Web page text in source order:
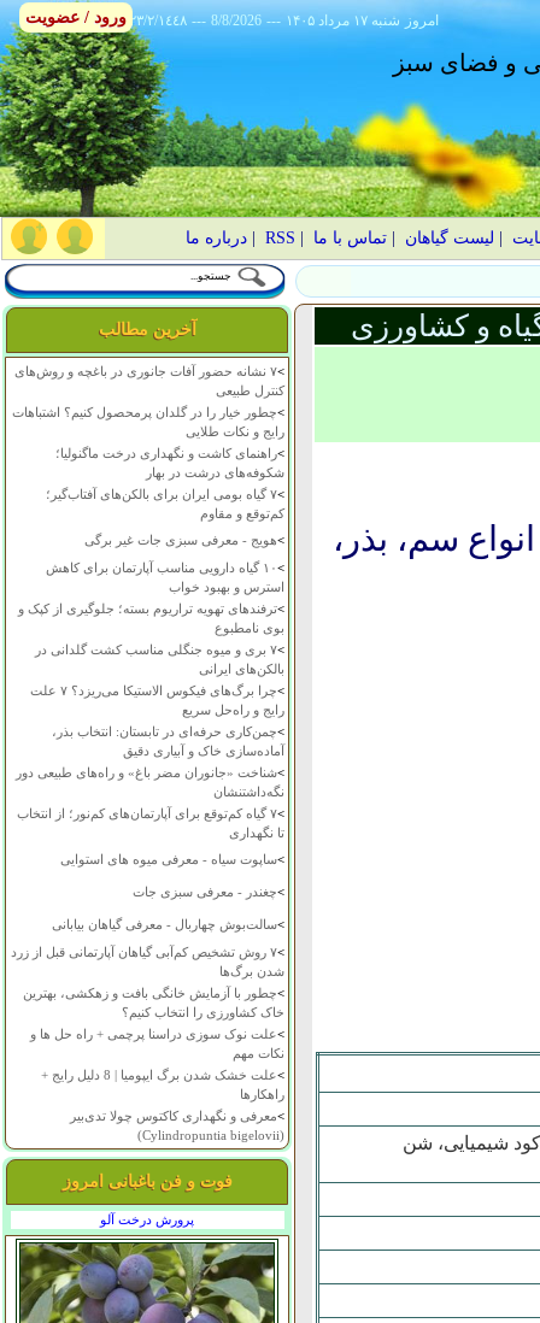
٢٣/٢/١٤٤٨ --- 8/8/2026 --- ۱۴۰۵ شنبه ۱۷ مرداد امروز
و فضای سبز
لیست گیاهان |تماس با ما RSS
|درباره ما
آخرین مطالب
>
۷ نشانه حضور آفات جانوری در باغچه و روش‌های
کنترل طبیعی
>چطور خیار را در گلدان پرمحصول کنیم؟ اشتباهات
رایج و نکات طلایی
>راهنمای کاشت و نگهداری درخت ماگنولیا؛
شکوفه‌های درشت در بهار
>
۷ گیاه بومی ایران برای بالکن‌های آفتاب‌گیر؛
کم‌توقع و مقاوم
>هویج - معرفی سبزی جات غیر برگی
>
۱۰ گیاه دارویی مناسب آپارتمان برای کاهش
استرس و بهبود خواب
>ترفندهای تهویه تراریوم بسته؛ جلوگیری از کپک و
بوی نامطبوع
>
۷ بری و میوه جنگلی مناسب کشت گلدانی در
بالکن‌های ایرانی
>
چرا برگ‌های فیکوس الاستیکا می‌ریزد؟ ۷ علت
رایج و راه‌حل سریع
>چمن‌کاری حرفه‌ای در تابستان: انتخاب بذر،
آماده‌سازی خاک و آبیاری دقیق
>شناخت «جانوران مضر باغ» و راه‌های طبیعی دور
نگه‌داشتنشان
>
۷ گیاه کم‌توقع برای آپارتمان‌های کم‌نور؛ از انتخاب
تا نگهداری
>ساپوت سیاه - معرفی میوه های استوایی
>چغندر - معرفی سبزی جات
>سالت‌بوش چهاربال - معرفی گیاهان بیابانی
>
۷ روش تشخیص کم‌آبی گیاهان آپارتمانی قبل از زرد
شدن برگ‌ها
>چطور با آزمایش خانگی بافت و زهکشی، بهترین
خاک کشاورزی را انتخاب کنیم؟
>علت نوک سوزی دراسنا پرچمی + راه حل ها و
نکات مهم
>
علت خشک شدن برگ ایپومیا | 8 دلیل رایج +
راهکارها
>معرفی و نگهداری کاکتوس چولا تدی‌بیر
(Cylindropuntia bigelovii)
فوت و فن باغبانی امروز
پرورش درخت آلو
و کشاورزی
سم، بذر،
شیمیایی، شن
ورود / عضویت